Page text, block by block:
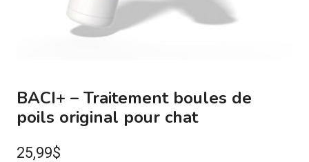
BACI+ – Traitement boules de
poils original pour chat
25,99$